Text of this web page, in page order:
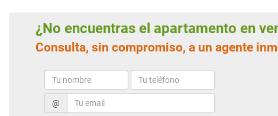
¿No encuentras el apartamento en
Consulta, sin compromiso, a un agente
@